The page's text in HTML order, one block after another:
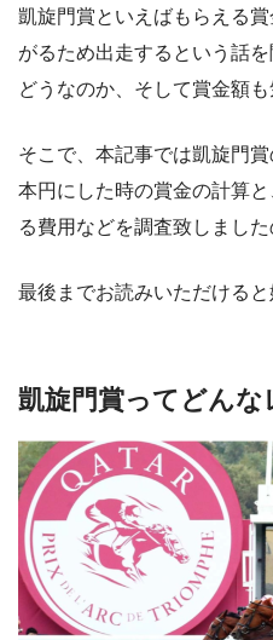
凱旋門賞といえばもらえる
がるため出走するという話
どうなのか、そして賞金額も
そこで、本記事では凱旋門
本円にした時の賞金の計算
る費用などを調査致しました
最後までお読みいただけると
凱旋門賞ってどんな